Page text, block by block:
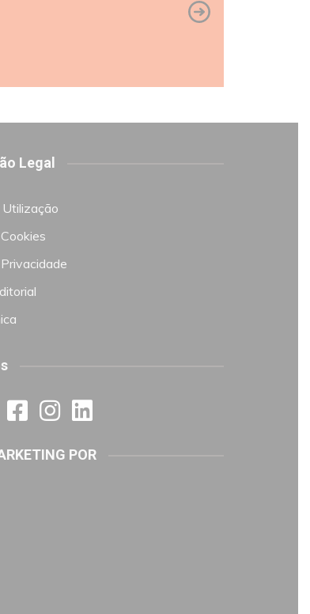
Legal
POR